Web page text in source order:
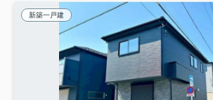
新築一戸建